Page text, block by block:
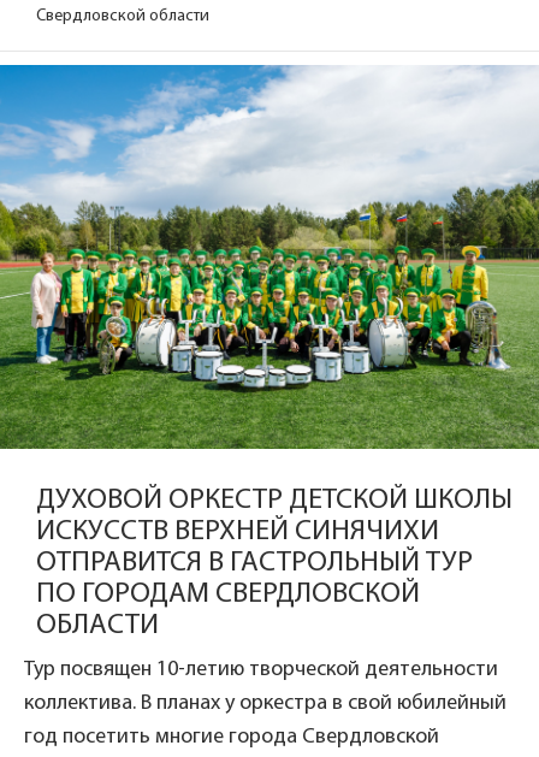
Свердловской области
ДУХОВОЙ ОРКЕСТР ДЕТСКОЙ ШКОЛЫ
ИСКУССТВ ВЕРХНЕЙ СИНЯЧИХИ
ОТПРАВИТСЯ В ГАСТРОЛЬНЫЙ ТУР
ПО ГОРОДАМ СВЕРДЛОВСКОЙ
ОБЛАСТИ
Тур посвящен 10-летию творческой деятельности
коллектива. В планах у оркестра в свой юбилейный
год посетить многие города Свердловской